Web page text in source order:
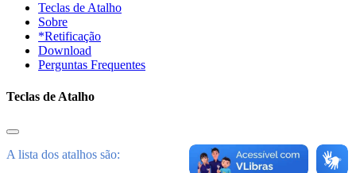
Teclas de Atalho
Sobre
*Retificação
Download
Perguntas Frequentes
Teclas de Atalho
A lista dos atalhos são: